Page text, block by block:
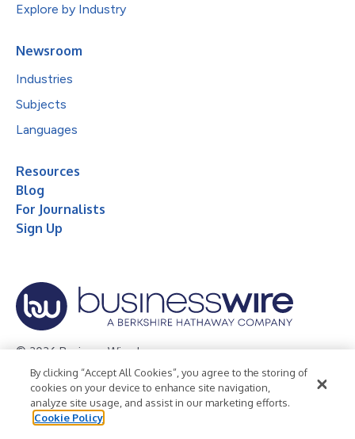
Explore by Industry
Newsroom
Industries
Subjects
Languages
Resources
Blog
For Journalists
Sign Up
© 2026 Business Wire, Inc.
Privacy Policy Cookie Policy
Accessibility Statement
Terms of Use
Legal
By clicking “Accept All Cookies”, you agree to the storing of
cookies on your device to enhance site navigation,
analyze site usage, and assist in our marketing efforts.
Cookie Policy